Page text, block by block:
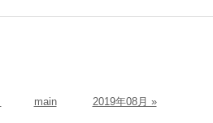
main 2019年08月 »